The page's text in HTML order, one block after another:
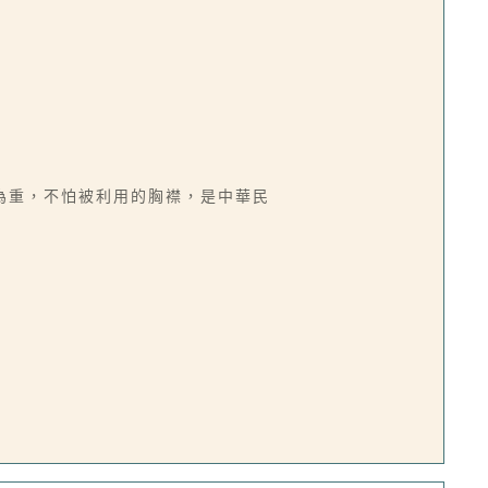
，不怕被利用的胸襟，是中華民